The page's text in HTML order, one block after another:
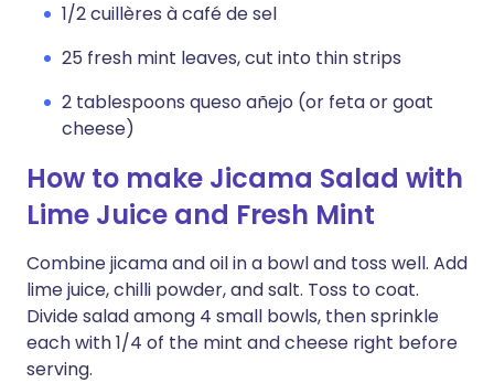
1/2 cuillères à café de sel
25 fresh mint leaves, cut into thin strips
2 tablespoons queso añejo (or feta or goat
cheese)
How to make Jicama Salad with
Lime Juice and Fresh Mint
Combine jicama and oil in a bowl and toss well. Add
lime juice, chilli powder, and salt. Toss to coat.
Divide salad among 4 small bowls, then sprinkle
each with 1/4 of the mint and cheese right before
serving.